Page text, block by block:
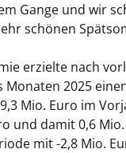
Gange und wir
schönen
erzielte nach
Monaten 2025
Mio. Euro im
und damit 0,6
mit -2,8 Mio.